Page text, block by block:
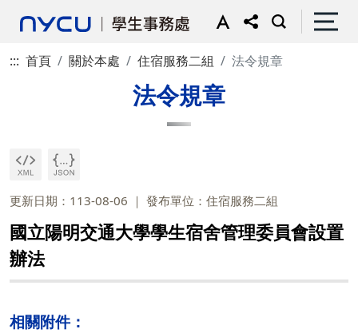
::: 首頁 關於本處 住宿服務二組 法令規章
法令規章
更新日期：113-08-06 發布單位：住宿服務二組
國立陽明交通大學學生宿舍管理委員會設置
辦法
相關附件：